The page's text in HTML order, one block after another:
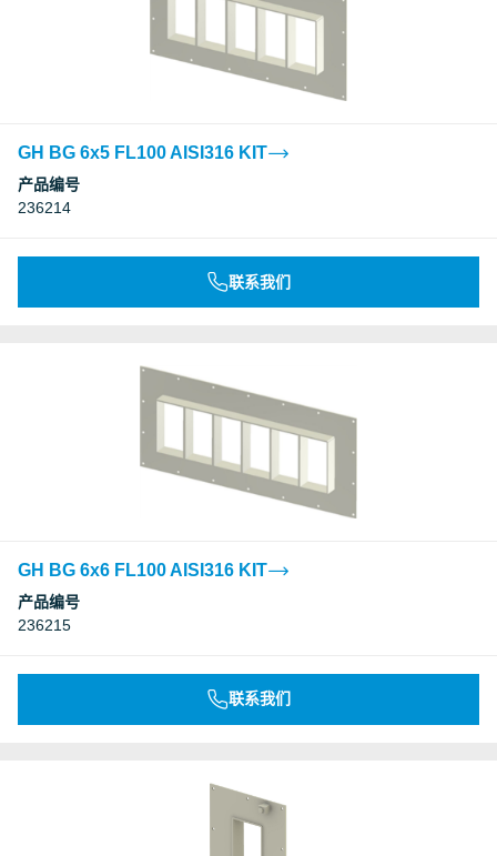
GH BG 6x5 FL100 AISI316 KIT
产品编号
236214
联系我们
GH BG 6x6 FL100 AISI316 KIT
产品编号
236215
联系我们